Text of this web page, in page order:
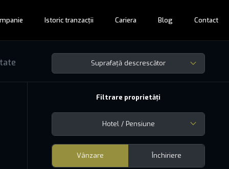
Istoric tranzacții Cariera Blog Contact
Suprafață descrescător
Filtrare proprietăți
Hotel / Pensiune
Vânzare Închiriere